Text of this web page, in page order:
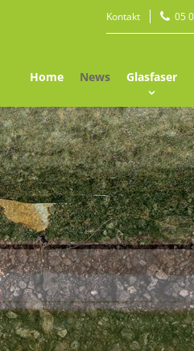
Kontakt 05
Home News Glasfaser